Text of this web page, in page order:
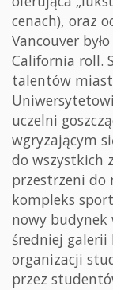
cenach), oraz
Vancouver
California roll.
talentów
uczelni
wgryzającym
do wszystkich
przestrzeni do
kompleks
nowy
średniej galerii
organizacji
przez